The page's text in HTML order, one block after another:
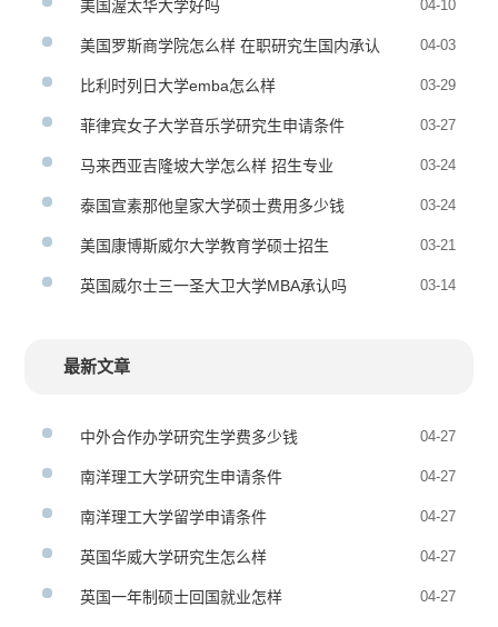
美国渥太华大学好吗 04-10
美国罗斯商学院怎么样 在职研究生国内承认
度
04-03
比利时列日大学emba怎么样 03-29
菲律宾女子大学音乐学研究生申请条件 03-27
马来西亚吉隆坡大学怎么样 招生专业 03-24
泰国宣素那他皇家大学硕士费用多少钱 03-24
美国康博斯威尔大学教育学硕士招生 03-21
英国威尔士三一圣大卫大学MBA承认吗 03-14
最新文章
中外合作办学研究生学费多少钱 04-27
南洋理工大学研究生申请条件 04-27
南洋理工大学留学申请条件 04-27
英国华威大学研究生怎么样 04-27
英国一年制硕士回国就业怎样 04-27